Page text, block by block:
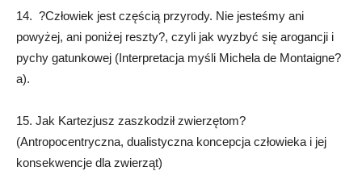
14. ?Człowiek jest częścią przyrody. Nie jesteśmy ani
powyżej, ani poniżej reszty?, czyli jak wyzbyć się arogancji i
pychy gatunkowej (Interpretacja myśli Michela de Montaigne?
a).
15. Jak Kartezjusz zaszkodził zwierzętom?
(Antropocentryczna, dualistyczna koncepcja człowieka i jej
konsekwencje dla zwierząt)